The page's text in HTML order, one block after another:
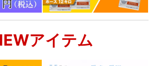
アイテム